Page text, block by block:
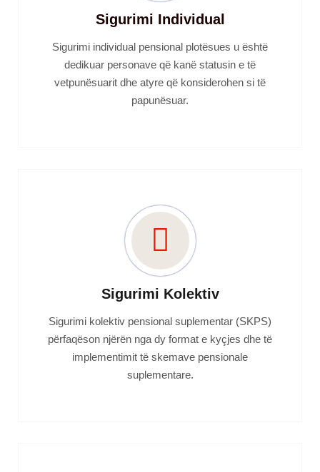
Sigurimi Individual
Sigurimi individual pensional plotësues u është
dedikuar personave që kanë statusin e të
vetpunësuarit dhe atyre që konsiderohen si të
papunësuar.
Sigurimi Kolektiv
Sigurimi kolektiv pensional suplementar (SKPS)
përfaqëson njërën nga dy format e kyçjes dhe të
implementimit të skemave pensionale
suplementare.